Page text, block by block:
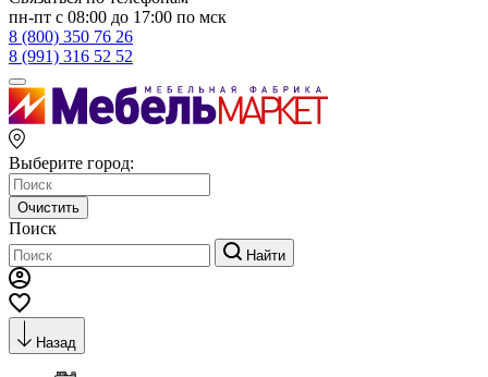
пн-пт с 08:00 до 17:00 по мск
8 (800) 350 76 26
8 (991) 316 52 52
Выберите город:
Очистить
Поиск
Найти
Назад